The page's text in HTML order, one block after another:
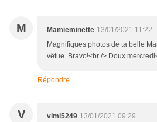
M Mamieminette 13/01/2021 11:22
Magnifiques photos de ta belle
vêtue. Bravo!<br /> Doux
Répondre
V vimi5249 13/01/2021 09:29